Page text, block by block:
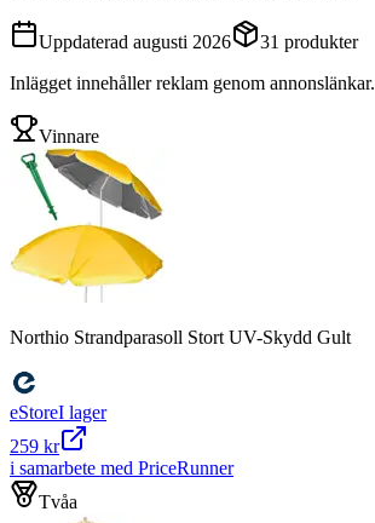
Uppdaterad augusti 2026 31 produkter
Inlägget innehåller reklam genom annonslänkar.
Vinnare
Northio Strandparasoll Stort UV-Skydd Gult
eStoreI lager
259 kr
i samarbete med PriceRunner
Tvåa